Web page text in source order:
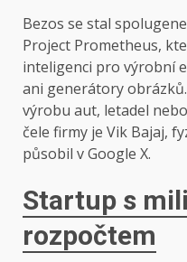
Bezos se stal
Project Prometheus,
inteligenci pro výrobní
ani generátory
výrobu aut, letadel
čele firmy je Vik Bajaj,
působil v Google X.
Startup s
rozpočtem